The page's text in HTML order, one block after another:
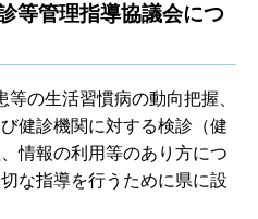
等管理指導協議会につ
の生活習慣病の動向把握、
健診機関に対する検診（健
情報の利用等のあり方につ
な指導を行うために県に設